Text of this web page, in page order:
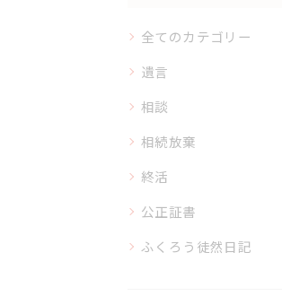
全てのカテゴリー
遺言
相談
相続放棄
終活
公正証書
ふくろう徒然日記